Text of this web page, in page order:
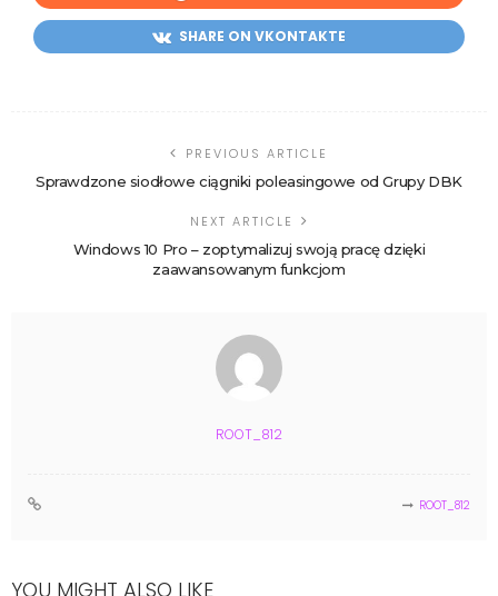
SHARE ON VKONTAKTE
PREVIOUS ARTICLE
Sprawdzone siodłowe ciągniki poleasingowe od Grupy DBK
NEXT ARTICLE
Windows 10 Pro – zoptymalizuj swoją pracę dzięki
zaawansowanym funkcjom
ROOT_812
ROOT_812
YOU MIGHT ALSO LIKE